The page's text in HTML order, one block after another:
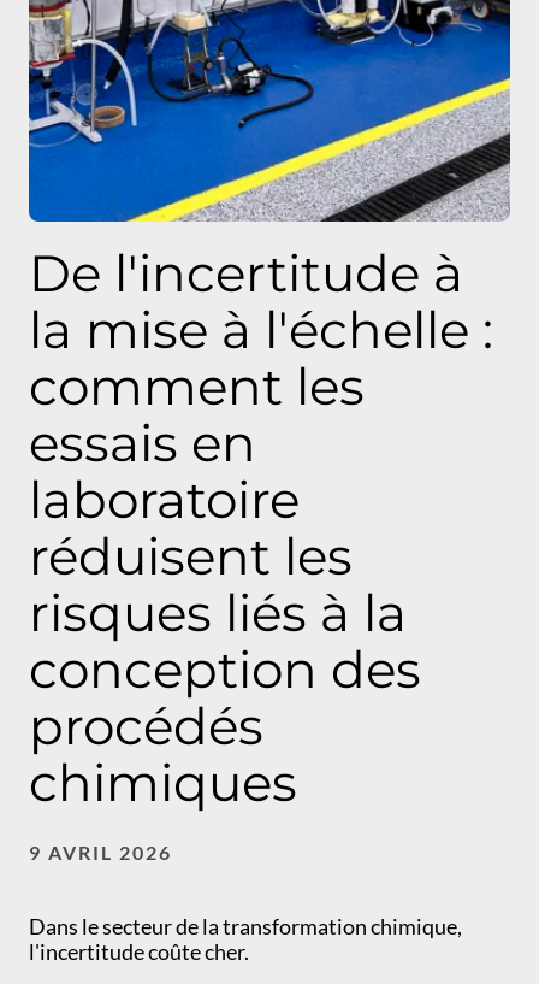
De l'incertitude à
la mise à l'échelle :
comment les
essais en
laboratoire
réduisent les
risques liés à la
conception des
procédés
chimiques
9 AVRIL 2026
Dans le secteur de la transformation chimique,
l'incertitude coûte cher.